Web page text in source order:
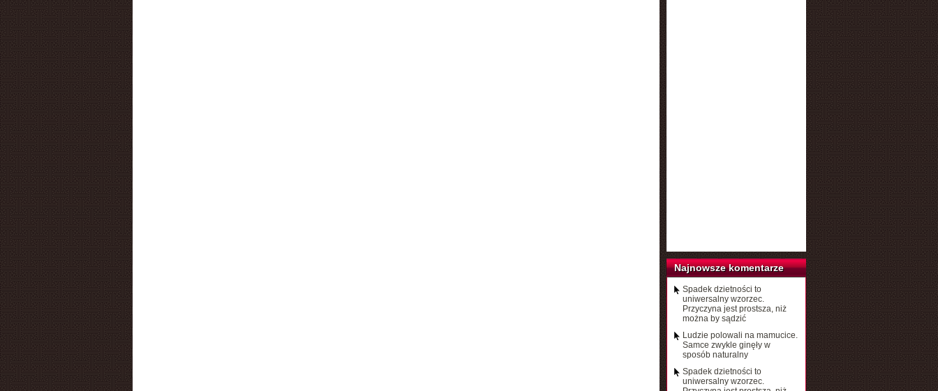
Najnowsze komentarze
Spadek dzietności to
uniwersalny wzorzec.
Przyczyna jest prostsza, niż
można by sądzić
Ludzie polowali na mamucice.
Samce zwykle ginęły w
sposób naturalny
Spadek dzietności to
uniwersalny wzorzec.